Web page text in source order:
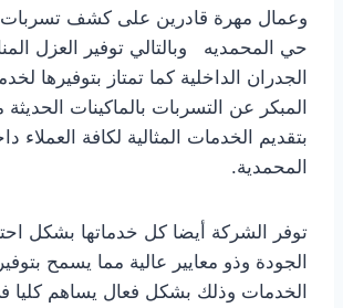
وعمال مهرة قادرين على كشف تسربات
حي المحمديه وبالتالي توفير العزل
الجدران الداخلية كما تمتاز بتوفيرها
المبكر عن التسربات بالماكينات
بتقديم الخدمات المثالية لكافة
المحمدية.
توفر الشركة أيضا كل خدماتها بشكل
الجودة وذو معايير عالية مما يسمح
الخدمات وذلك بشكل فعال يساهم